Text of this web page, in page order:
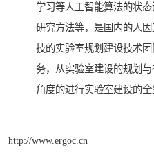
学习等人工智能算法的状
研究方法等，是国内的人
技的实验室规划建设技术
务，从实验室建设的规划
角度的进行实验室建设的全
http://www.ergoc.cn